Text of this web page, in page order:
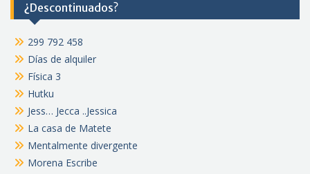
¿Descontinuados?
299 792 458
Días de alquiler
Física 3
Hutku
Jess… Jecca ..Jessica
La casa de Matete
Mentalmente divergente
Morena Escribe